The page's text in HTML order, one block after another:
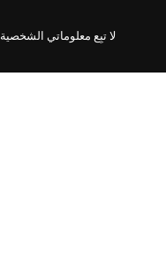
لا تبِع معلوماتي الشخصية